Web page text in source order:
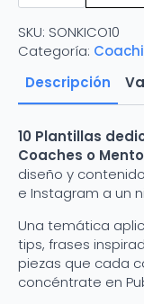
Coaches
o
Mentores
enfocadas
Estableciendo
Metas
para
o
Instagram
cantidad
SKU: SONKICO10
Categoría:
Descripción
10 Plantillas
Coaches o
diseño y
e Instagram a un
Una temática
tips, frases
piezas que cada
concéntrate en